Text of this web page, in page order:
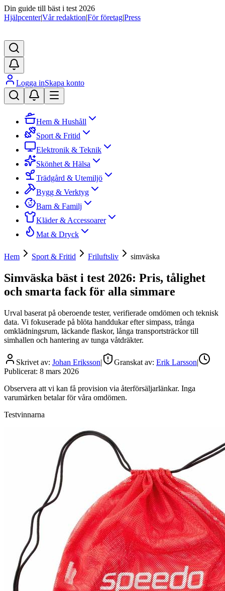
Din guide till bäst i test 2026
Hjälpcenter|Vår redaktion|För företag|Press
Logga inSkapa konto
Hem & Hushåll
Sport & Fritid
Elektronik & Teknik
Skönhet & Hälsa
Trädgård & Utemiljö
Bygg & Verktyg
Barn & Familj
Kläder & Accessoarer
Mat & Dryck
Hem Sport & Fritid Friluftsliv simväska
Simväska bäst i test 2026: Pris, tålighet
och smarta fack för alla simmare
Urval baserat på oberoende tester, verifierade omdömen och teknisk
data. Vi fokuserade på blöta handdukar efter simpass, trånga
omklädningsrum, läckande flaskor, långa transportsträckor till
simhallen och hantering av tunga våtdräkter.
Skrivet av: Johan Eriksson| Granskat av: Erik Larsson|
Publicerat: 8 mars 2026
Observera att vi kan få provision via återförsäljarlänkar. Inga
varumärken betalar för våra omdömen.
Testvinnarna